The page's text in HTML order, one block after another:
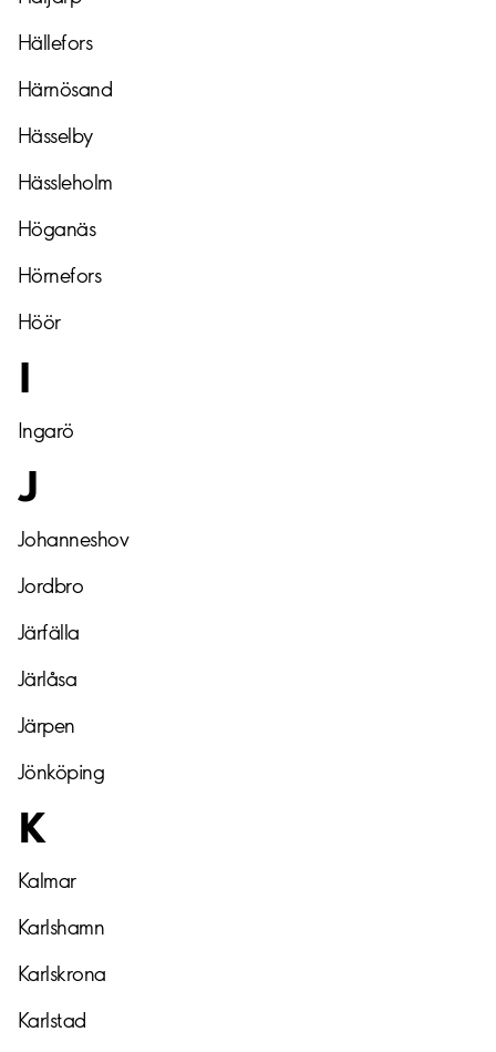
Hällefors
Härnösand
Hässelby
Hässleholm
Höganäs
Hörnefors
Höör
I
Ingarö
J
Johanneshov
Jordbro
Järfälla
Järlåsa
Järpen
Jönköping
K
Kalmar
Karlshamn
Karlskrona
Karlstad